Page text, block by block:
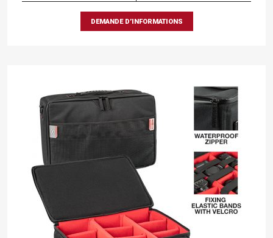
DEMANDE D’INFORMATIONS